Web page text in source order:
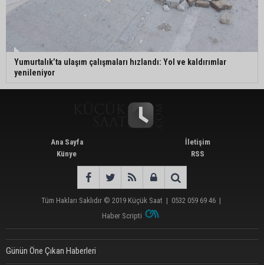
Yumurtalık’ta ulaşım çalışmaları hızlandı: Yol ve kaldırımlar
yenileniyor
Ana Sayfa
Künye
İletişim
RSS
Tüm Hakları Saklıdır © 2019 Küçük Saat | 0532 059 69 46 |
Haber Scripti
Günün Öne Çıkan Haberleri